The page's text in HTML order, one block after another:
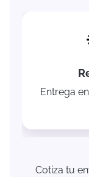
Entrega
Cotiza tu